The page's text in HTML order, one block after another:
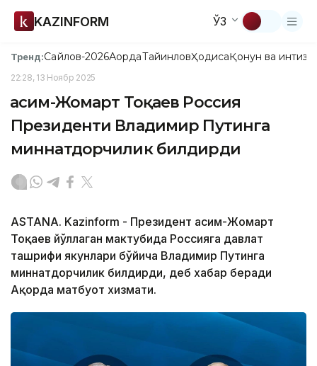
KAZINFORM ЎЗ
Тренд:Сайлов-2026АқордаТайинловҲодисаҚонун ва
22:28, 13 Ноябр 2025
Қасим-Жомарт Тоқаев Россия
Президенти Владимир Путинга
миннатдорчилик билдирди
ASTANA. Kazinform - Президент Қасим-Жомарт
Тоқаев йўллаган мактубида Россияга давлат
ташрифи якунлари бўйича Владимир Путинга
миннатдорчилик билдирди, деб хабар беради
Ақорда матбуот хизмати.